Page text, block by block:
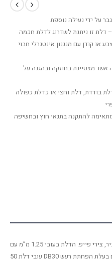
על ידי נעילה נוספת
– דלת זו ניתנת לשדרוג לדלת חכמה
או קודן עם מנגנון אינטגרלי חבוי
אשר מצטיינת בחוזקה ובהגנה על
בודדת, דלת וחצי או כדלת כפולה
להתקנה בתנאי חוץ ובחשיפה
דלת ליבת פלדה בחיפוי עץ/פורניר, צירי פייפ. הדלת בעובי 1.25 מ”מ עם
חיזוקי פלדה אורך ורוחב פנימיים בעלת הפחתת רעש DB30 עובי דלת 50